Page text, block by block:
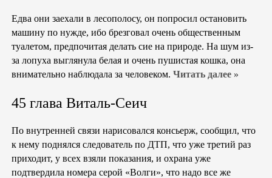
Едва они заехали в лесополосу, он попросил остановить
машину по нужде, ибо брезговал очень общественным
туалетом, предпочитая делать сие на природе. На шум из-
за лопуха выглянула белая и очень пушистая кошка, она
внимательно наблюдала за человеком. Читать далее »
45 глава Виталь-Сеич
По внутренней связи нарисовался консьерж, сообщил, что
к нему поднялся следователь по ДТП, что уже третий раз
приходит, у всех взяли показания, и охрана уже
подтвердила номера серой «Волги», что надо все же